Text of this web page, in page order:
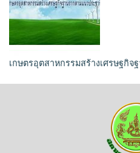
เกษตรอุตสาหกรรมสร้างเศรษฐกิจ